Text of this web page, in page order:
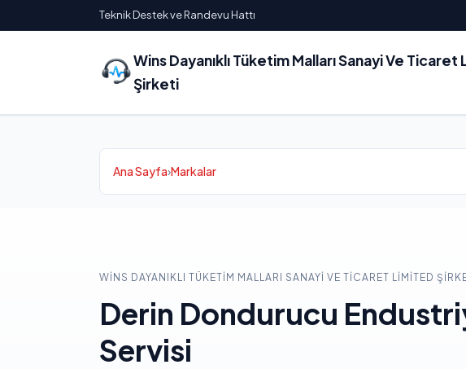
Teknik Destek ve Randevu Hattı
Wins Dayanıklı Tüketim Malları Sanayi Ve
Şirketi
Ana Sayfa›Markalar
WINS DAYANIKLI TÜKETIM MALLARI SANAYI VE TICARET LIMITED
Derin Dondurucu
Servisi